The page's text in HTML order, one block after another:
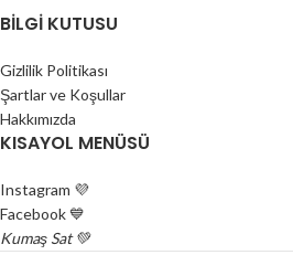
BILGI KUTUSU
Gizlilik Politikası
Şartlar ve Koşullar
Hakkımızda
KISAYOL MENÜSÜ
Instagram 💜
Facebook 💙
Kumaş Sat 💚